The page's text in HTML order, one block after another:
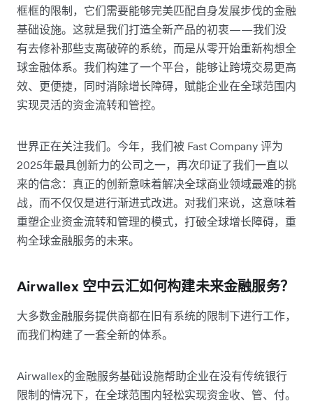
框框的限制，它们需要能够完美匹配自身发展步伐的金融
基础设施。这就是我们打造全新产品的初衷——我们没
有去修补那些支离破碎的系统，而是从零开始重新构想全
球金融体系。我们构建了一个平台，能够让跨境交易更高
效、更便捷，同时消除增长障碍，赋能企业在全球范围内
实现灵活的资金流转和管控。
世界正在关注我们。今年，我们被 Fast Company 评为
2025年最具创新力的公司之一，再次印证了我们一直以
来的信念：真正的创新意味着解决全球商业领域最难的挑
战，而不仅仅是进行渐进式改进。对我们来说，这意味着
重塑企业资金流转和管理的模式，打破全球增长障碍，重
构全球金融服务的未来。
Airwallex 空中云汇如何构建未来金融服务？
大多数金融服务提供商都在旧有系统的限制下进行工作，
而我们构建了一套全新的体系。
Airwallex的金融服务基础设施帮助企业在没有传统银行
限制的情况下，在全球范围内轻松实现资金收、管、付。